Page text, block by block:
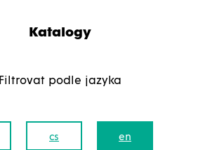
Katalogy
Filtrovat podle jazyka
cs en